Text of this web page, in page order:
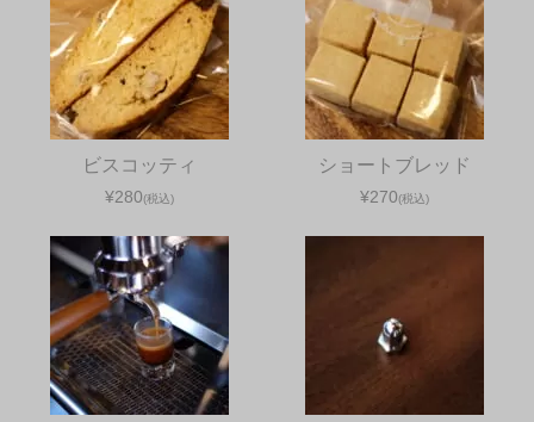
ビスコッティ
¥280(税込)
ショートブレッド
¥270(税込)